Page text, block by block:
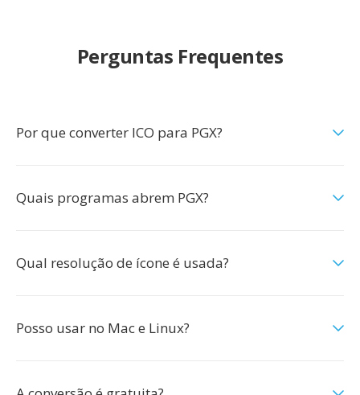
Perguntas Frequentes
Por que converter ICO para PGX?
Quais programas abrem PGX?
Qual resolução de ícone é usada?
Posso usar no Mac e Linux?